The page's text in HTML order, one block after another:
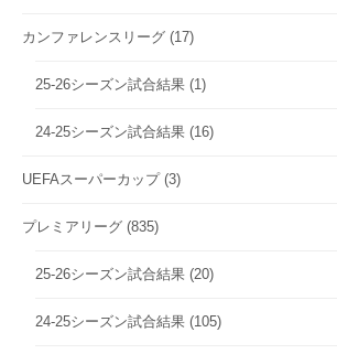
カンファレンスリーグ (17)
25-26シーズン試合結果 (1)
24-25シーズン試合結果 (16)
UEFAスーパーカップ(3)
プレミアリーグ (835)
25-26シーズン試合結果 (20)
24-25シーズン試合結果 (105)